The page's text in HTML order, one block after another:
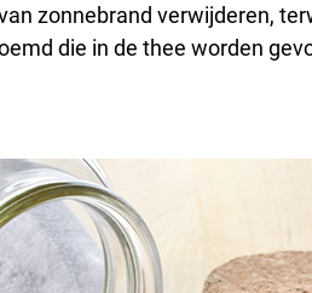
zonnebrand verwijderen,
die in de thee worden